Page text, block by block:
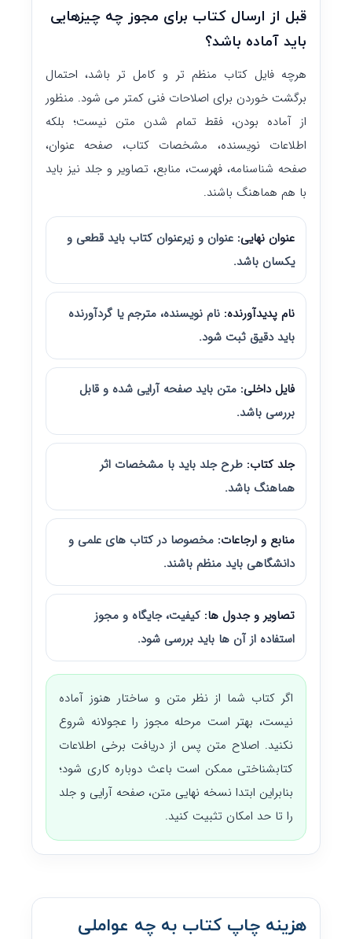
قبل از ارسال کتاب برای مجوز چه چیزهایی
باید آماده باشد؟
هرچه فایل کتاب منظم تر و کامل تر باشد، احتمال
برگشت خوردن برای اصلاحات فنی کمتر می شود. منظور
از آماده بودن، فقط تمام شدن متن نیست؛ بلکه
اطلاعات نویسنده، مشخصات کتاب، صفحه عنوان،
صفحه شناسنامه، فهرست، منابع، تصاویر و جلد نیز باید
با هم هماهنگ باشند.
عنوان نهایی: عنوان و زیرعنوان کتاب باید قطعی و
یکسان باشد.
نام پدیدآورنده: نام نویسنده، مترجم یا گردآورنده
باید دقیق ثبت شود.
فایل داخلی: متن باید صفحه آرایی شده و قابل
بررسی باشد.
جلد کتاب: طرح جلد باید با مشخصات اثر
هماهنگ باشد.
منابع و ارجاعات: مخصوصا در کتاب های علمی و
دانشگاهی باید منظم باشند.
تصاویر و جدول ها: کیفیت، جایگاه و مجوز
استفاده از آن ها باید بررسی شود.
اگر کتاب شما از نظر متن و ساختار هنوز آماده
نیست، بهتر است مرحله مجوز را عجولانه شروع
نکنید. اصلاح متن پس از دریافت برخی اطلاعات
کتابشناختی ممکن است باعث دوباره کاری شود؛
بنابراین ابتدا نسخه نهایی متن، صفحه آرایی و جلد
را تا حد امکان تثبیت کنید.
هزینه چاپ کتاب به چه عواملی